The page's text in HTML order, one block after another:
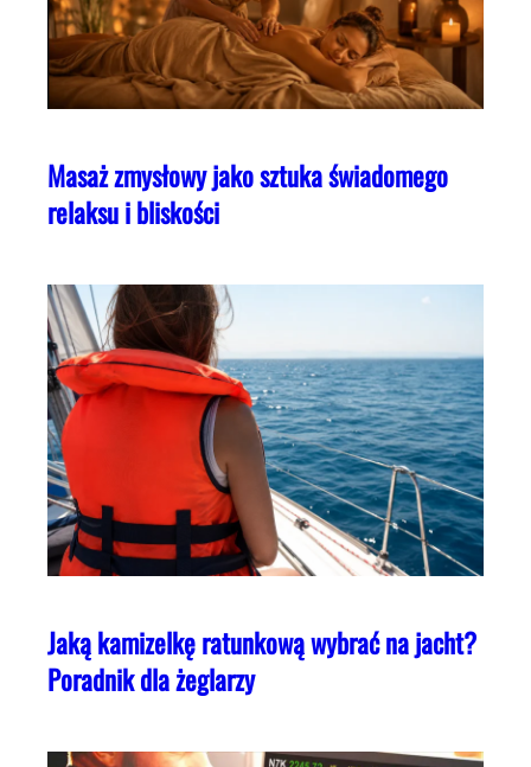
Masaż zmysłowy jako sztuka świadomego
relaksu i bliskości
Jaką kamizelkę ratunkową wybrać na jacht?
Poradnik dla żeglarzy